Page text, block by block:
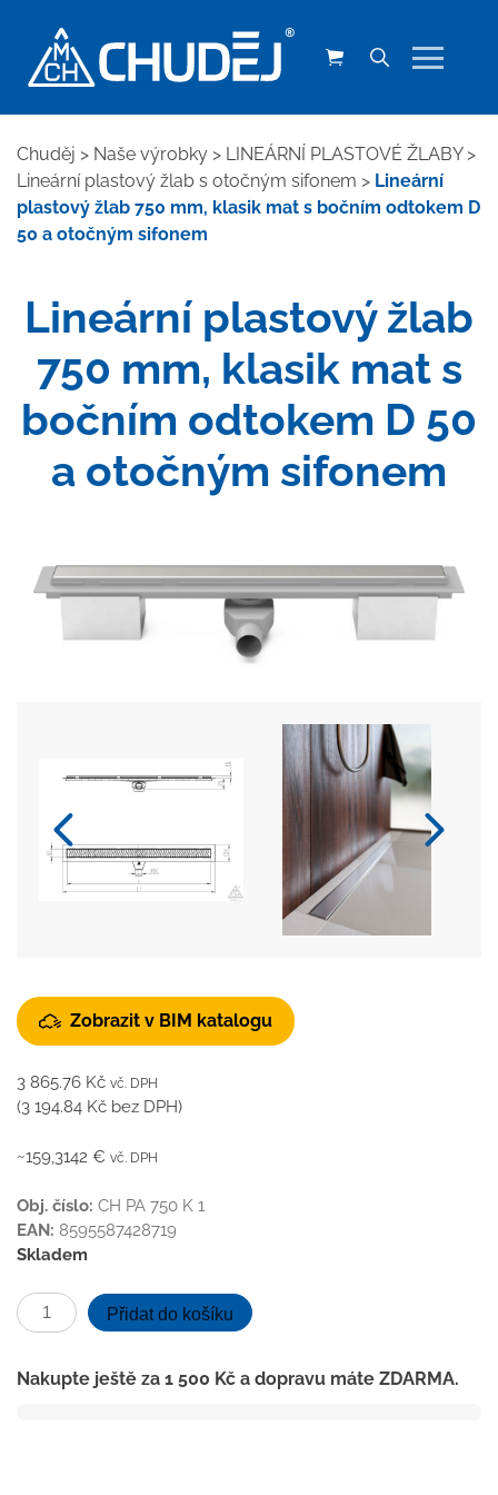
Chuděj > Naše výrobky > LINEÁRNÍ PLASTOVÉ ŽLABY>
Lineární plastový žlab s otočným sifonem > Lineární
plastový žlab 750 mm, klasik mat s bočním odtokem D
50 a otočným sifonem
Lineární plastový žlab
750 mm, klasik mat s
bočním odtokem D 50
a otočným sifonem
Zobrazit v BIM katalogu
3 865.76 Kč vč. DPH
(3 194.84 Kč bez DPH)
~159,3142 € vč. DPH
Obj. číslo: CH PA 750 K 1
EAN: 8595587428719
Skladem
Lineární
plastový
750
Přidat do košíku
Nakupte ještě za 1 500 Kč a dopravu máte ZDARMA.